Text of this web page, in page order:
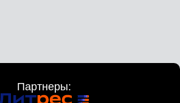
Партнеры: